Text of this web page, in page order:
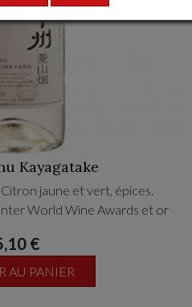
Kayagatake
jaune et vert, épices.
World Wine Awards et or
€
AU PANIER